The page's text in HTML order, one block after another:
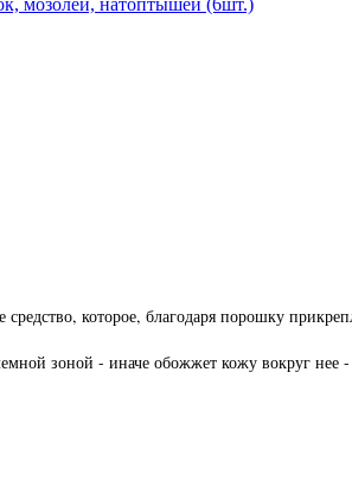
мозолей, натоптышей (6шт.)
которое, благодаря порошку
зоной - иначе обожжет кожу вокруг нее